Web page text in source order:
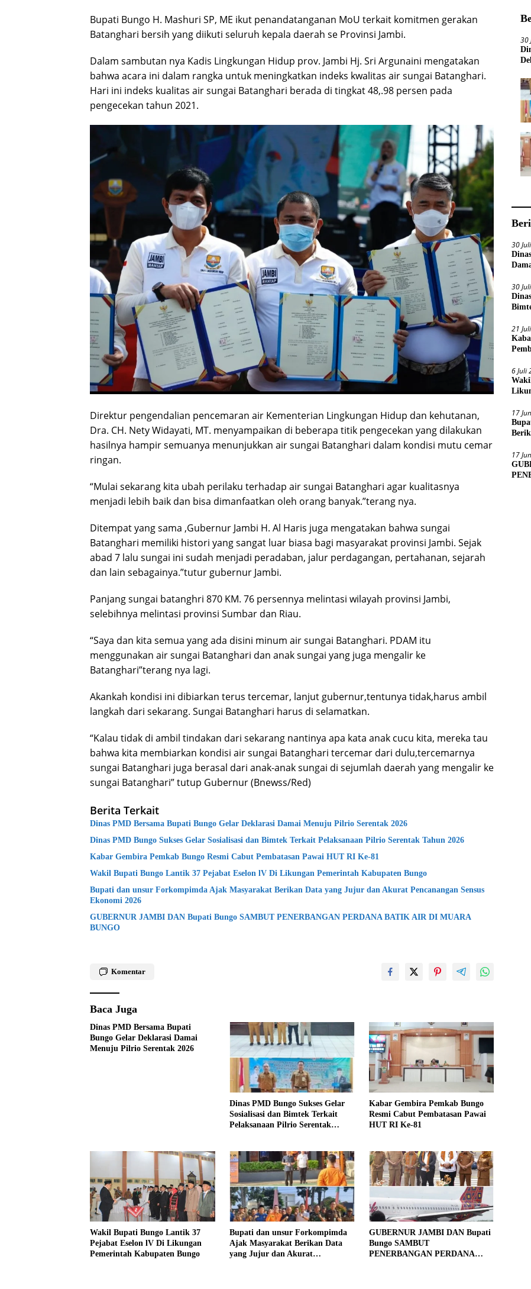
Bupati Bungo H. Mashuri SP, ME ikut penandatanganan MoU terkait komitmen gerakan
Batanghari bersih yang diikuti seluruh kepala daerah se Provinsi Jambi.
Dalam sambutan nya Kadis Lingkungan Hidup prov. Jambi Hj. Sri Argunaini mengatakan
bahwa acara ini dalam rangka untuk meningkatkan indeks kwalitas air sungai Batanghari.
Hari ini indeks kualitas air sungai Batanghari berada di tingkat 48,.98 persen pada
pengecekan tahun 2021.
Direktur pengendalian pencemaran air Kementerian Lingkungan Hidup dan kehutanan,
Dra. CH. Nety Widayati, MT. menyampaikan di beberapa titik pengecekan yang dilakukan
hasilnya hampir semuanya menunjukkan air sungai Batanghari dalam kondisi mutu cemar
ringan.
“Mulai sekarang kita ubah perilaku terhadap air sungai Batanghari agar kualitasnya
menjadi lebih baik dan bisa dimanfaatkan oleh orang banyak.”terang nya.
Ditempat yang sama ,Gubernur Jambi H. Al Haris juga mengatakan bahwa sungai
Batanghari memiliki histori yang sangat luar biasa bagi masyarakat provinsi Jambi. Sejak
abad 7 lalu sungai ini sudah menjadi peradaban, jalur perdagangan, pertahanan, sejarah
dan lain sebagainya.”tutur gubernur Jambi.
Panjang sungai batanghri 870 KM. 76 persennya melintasi wilayah provinsi Jambi,
selebihnya melintasi provinsi Sumbar dan Riau.
“Saya dan kita semua yang ada disini minum air sungai Batanghari. PDAM itu
menggunakan air sungai Batanghari dan anak sungai yang juga mengalir ke
Batanghari”terang nya lagi.
Akankah kondisi ini dibiarkan terus tercemar, lanjut gubernur,tentunya tidak,harus ambil
langkah dari sekarang. Sungai Batanghari harus di selamatkan.
“Kalau tidak di ambil tindakan dari sekarang nantinya apa kata anak cucu kita, mereka tau
bahwa kita membiarkan kondisi air sungai Batanghari tercemar dari dulu,tercemarnya
sungai Batanghari juga berasal dari anak-anak sungai di sejumlah daerah yang mengalir ke
sungai Batanghari” tutup Gubernur (Bnewss/Red)
Berita Terkait
Dinas PMD Bersama Bupati Bungo Gelar Deklarasi Damai Menuju Pilrio Serentak 2026
Dinas PMD Bungo Sukses Gelar Sosialisasi dan Bimtek Terkait Pelaksanaan Pilrio Serentak Tahun 2026
Kabar Gembira Pemkab Bungo Resmi Cabut Pembatasan Pawai HUT RI Ke-81
Wakil Bupati Bungo Lantik 37 Pejabat Eselon lV Di Likungan Pemerintah Kabupaten Bungo
Bupati dan unsur Forkompimda Ajak Masyarakat Berikan Data yang Jujur dan Akurat Pencanangan Sensus
Ekonomi 2026
GUBERNUR JAMBI DAN Bupati Bungo SAMBUT PENERBANGAN PERDANA BATIK AIR DI MUARA
BUNGO
Komentar
Baca Juga
Dinas PMD Bersama Bupati
Bungo Gelar Deklarasi Damai
Menuju Pilrio Serentak 2026
Dinas PMD Bungo Sukses Gelar
Sosialisasi dan Bimtek Terkait
Pelaksanaan Pilrio Serentak
Kabar Gembira Pemkab Bungo
Resmi Cabut Pembatasan Pawai
HUT RI Ke-81
Wakil Bupati Bungo Lantik 37
Pejabat Eselon lV Di Likungan
Pemerintah Kabupaten Bungo
Bupati dan unsur Forkompimda
Ajak Masyarakat Berikan Data
yang Jujur dan Akurat
GUBERNUR JAMBI DAN Bupati
Bungo SAMBUT
PENERBANGAN PERDANA
30
30
30
21
6 Juli
17
17